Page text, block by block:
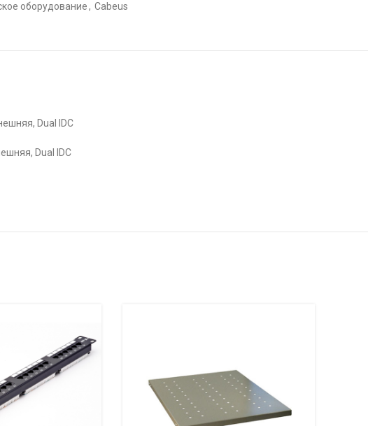
оборудование , Cabeus
Dual IDC
Dual IDC